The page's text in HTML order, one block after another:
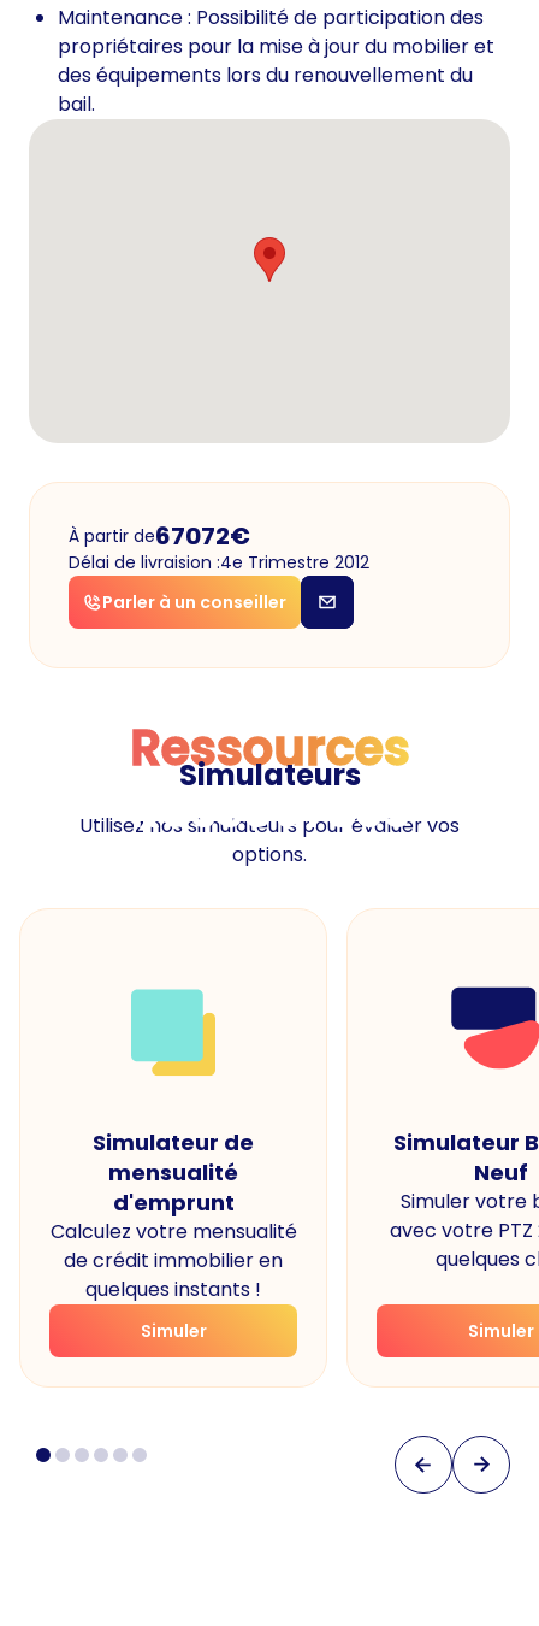
Maintenance : Possibilité de participation des
propriétaires pour la mise à jour du mobilier et
des équipements lors du renouvellement du
bail.
À partir de67072€
Délai de livraision :4e Trimestre 2012
Parler à un conseiller
Ressources
Ressources
Simulateurs
Utilisez nos simulateurs pour évaluer vos
options.
Simulateur de
mensualité
d'emprunt
Calculez votre mensualité
de crédit immobilier en
quelques instants !
Simuler
Simulateur
Neuf
Simuler votre
avec votre PTZ
quelques
Simuler